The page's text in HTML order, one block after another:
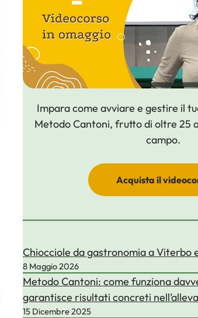
Impara come avviare e gestire il
Metodo Cantoni, frutto di oltre 25
campo.
Acquista il
Chiocciole da gastronomia a Viterbo
8 Maggio 2026
Metodo Cantoni: come funziona
garantisce risultati concreti
15 Dicembre 2025